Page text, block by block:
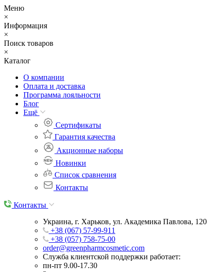
Меню
×
Информация
×
Поиск товаров
×
Каталог
О компании
Оплата и доставка
Программа лояльности
Блог
Eщё
Сертификаты
Гарантия качества
Акционные наборы
Новинки
Список сравнения
Контакты
Контакты
Украина, г. Харьков, ул. Академика Павлова, 120
+38 (067) 57-99-911
+38 (057) 758-75-00
order@greenpharmcosmetic.com
Служба клиентской поддержки работает:
пн-пт 9.00-17.30